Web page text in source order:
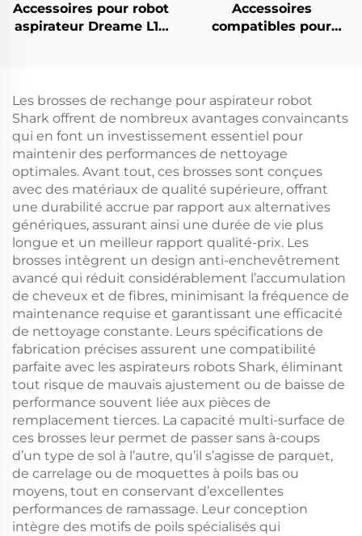
Accessoires pour robot
aspirateur Dreame L10
écran de filtre et sac à
poussière
Accessoires
compatibles pour
Rls3D, Écran de filtre,
Tissu, Brosse de bord,
Sac à poussière et
consommables
Les brosses de rechange pour aspirateur robot
Shark offrent de nombreux avantages convaincants
qui en font un investissement essentiel pour
maintenir des performances de nettoyage
optimales. Avant tout, ces brosses sont conçues
avec des matériaux de qualité supérieure, offrant
une durabilité accrue par rapport aux alternatives
génériques, assurant ainsi une durée de vie plus
longue et un meilleur rapport qualité-prix. Les
brosses intègrent un design anti-enchevêtrement
avancé qui réduit considérablement l’accumulation
de cheveux et de fibres, minimisant la fréquence de
maintenance requise et garantissant une efficacité
de nettoyage constante. Leurs spécifications de
fabrication précises assurent une compatibilité
parfaite avec les aspirateurs robots Shark, éliminant
tout risque de mauvais ajustement ou de baisse de
performance souvent liée aux pièces de
remplacement tierces. La capacité multi-surface de
ces brosses leur permet de passer sans à-coups
d’un type de sol à l’autre, qu’il s’agisse de parquet,
de carrelage ou de moquettes à poils bas ou
moyens, tout en conservant d’excellentes
performances de ramassage. Leur conception
intègre des motifs de poils spécialisés qui